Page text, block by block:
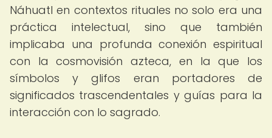
Náhuatl en contextos rituales no solo era una
práctica intelectual, sino que también
implicaba una profunda conexión espiritual
con la cosmovisión azteca, en la que los
símbolos y glifos eran portadores de
significados trascendentales y guías para la
interacción con lo sagrado.